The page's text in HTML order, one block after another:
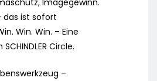
das ist sofort
Win. Win. – Eine
Circle.
–